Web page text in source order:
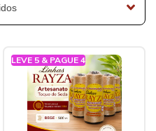
LEVE 5 & PAGUE 4